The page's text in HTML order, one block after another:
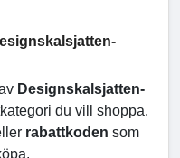
Designskalsjatten-
du vill shoppa.
rabattkoden som